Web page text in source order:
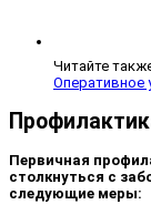
Читайте
Оперативное
Первичная
столкнуться с
следующие меры: